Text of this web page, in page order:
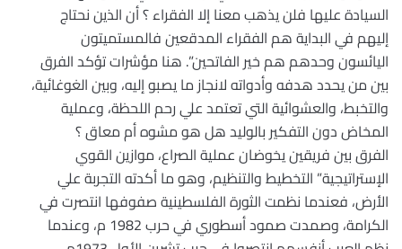
السيادة عليها فلن يذهب معنا إلا الفقراء ؟ أن الذين نحتاج
إليهم في البداية هم الفقراء المدقعين فالمستميتون
اليائسون وحدهم هم خير الفاتحين”. هنا مؤشرات تؤكد الفرق
بين من يحدد هدفه وأدواته لانجاز ما يصبو إليه، وبين الغوغائية،
والتخبط، والعشوائية التي تعتمد علي رحم اللحظة، وعملية
المخاض دون التفكير بالوليد هل هو مشوه أم معاق ؟
الفرق بين فريقين يخوضان عملية الصراع، موازين القوي
الإستراتيجية” التخطيط والتنظيم، وهو ما أكدته التجربة علي
الأرض، فعندما نظمت الثورة الفلسطينية صفوفها انتصرت في
الكرامة، وصمدت صمود أسطوري في حرب 1982 م، وعندما